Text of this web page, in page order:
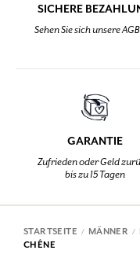
SICHERE
Sehen Sie sich unsere
GARANTIE
Zufrieden oder Geld
bis zu 15 Tagen
STARTSEITE MÄNNER
CHÊNE